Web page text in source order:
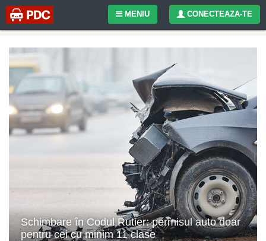
CONECTEAZA-TE
MENIU
Schimbare în Codul Rutier: permisul auto doar
pentru cei cu minim 11 clase